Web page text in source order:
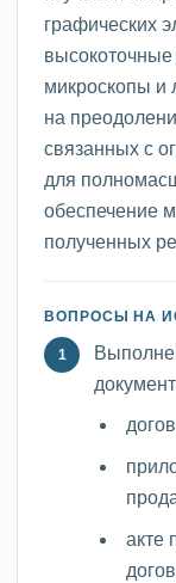
графических
высокоточные
микроскопы и
на
связанных с
для
обеспечение
полученных
ВОПРОСЫ НА
акте